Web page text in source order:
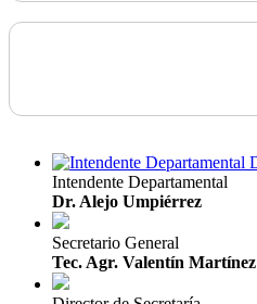
Intendente Departamental
Dr. Alejo Umpiérrez
Secretario General
Tec. Agr. Valentín Martínez